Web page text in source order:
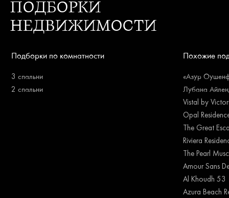
ПОДБОРКИ
НЕДВИЖИМОСТИ
Подборки по комнатности
3 спальни
2 спальни
Похожие
«Азур
Лубана
Vistal by
Opal
The Great
Riviera
The Pearl
Amour Sans
Al Khoudh 53
Azura Beach